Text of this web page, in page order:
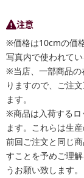
注意
※価格は10cmの価格
写真内で使われて
※当店、一部商品の
りますので、ご注
ます。
※商品は入荷するロ
ます。これらは生
前回ご注文と同じ
すことを予めご理
うお願い致します。